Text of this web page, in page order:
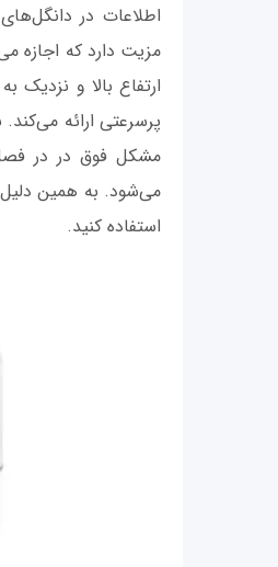
اطلاعات در
مزیت دارد که اجازه
ارتفاع بالا و نزدیک
پرسرعتی ارائه
مشکل فوق در در
می‌شود. به همین
استفاده کنید.